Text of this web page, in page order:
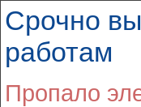
Срочно
работам
Пропало